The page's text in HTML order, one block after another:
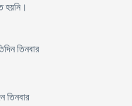
হয়নি।
তিনবার
তিনবার